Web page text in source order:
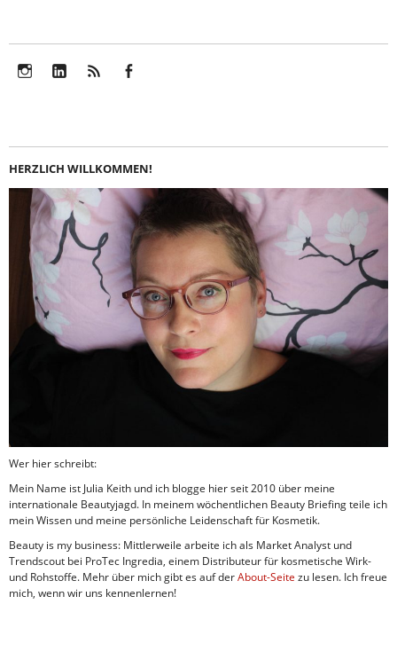
HERZLICH WILLKOMMEN!
Wer hier schreibt:
Mein Name ist Julia Keith und ich blogge hier seit 2010 über meine
internationale Beautyjagd. In meinem wöchentlichen Beauty Briefing teile ich
mein Wissen und meine persönliche Leidenschaft für Kosmetik.
Beauty is my business: Mittlerweile arbeite ich als Market Analyst und
Trendscout bei ProTec Ingredia, einem Distributeur für kosmetische Wirk-
und Rohstoffe. Mehr über mich gibt es auf derAbout-Seite zu lesen. Ich freue
mich, wenn wir uns kennenlernen!